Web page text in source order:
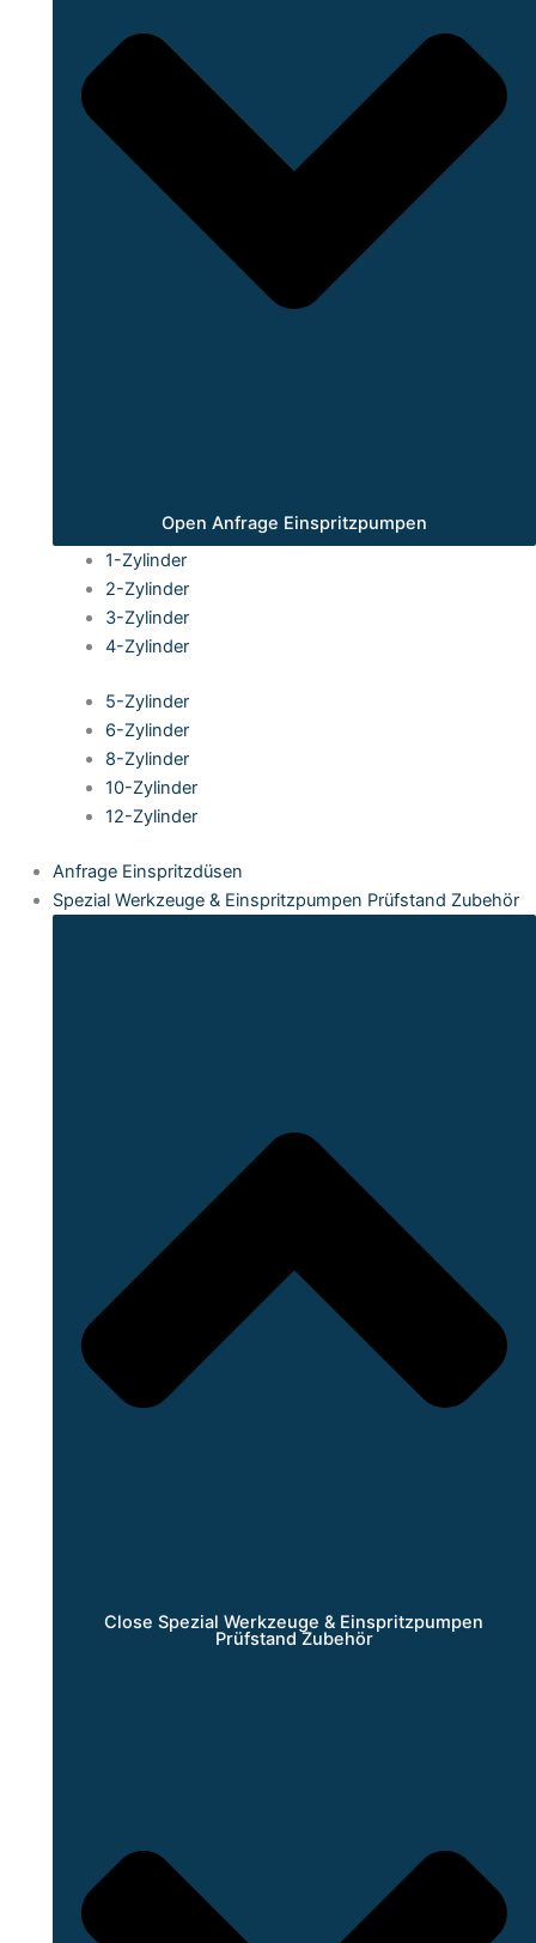
Open Anfrage Einspritzpumpen
1-Zylinder
2-Zylinder
3-Zylinder
4-Zylinder
5-Zylinder
6-Zylinder
8-Zylinder
10-Zylinder
12-Zylinder
Anfrage Einspritzdüsen
Spezial Werkzeuge & Einspritzpumpen Prüfstand Zubehör
Close Spezial Werkzeuge & Einspritzpumpen
Prüfstand Zubehör